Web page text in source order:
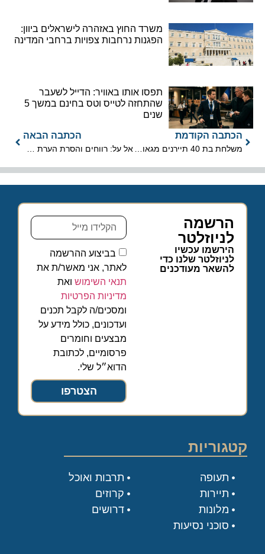
משרד החוץ באזהרה לישראלים ביוון:
הפגנות נרחבות צפויות ברחבי המדינה
תפסו אותו באוויר: הדייל לשעבר
שהתחזה לטייס וטס בחינם במשך 5
שנים
הכתבה הקודמת הכתבה הבאה
הרשמה
לניוזלטר
הירשמו עכשיו
לניוזלטר שלנו כדי
להשאר מעודכנים
בביצוע ההרשמה
לאתר, אני מאשר/ת את
תנאי השימוש ואת
מדיניות הפרטיות
ומסכים/ה לקבל תכנים
ועדכונים, כולל מידע על
מבצעים וחומרים
פרסומיים, לכתובת
הדוא״ל שלי.
הצטרפו
קטגוריות
תעופה
תיירות
מלונות
סוכני נסיעות
תרבות ואוכל
קרוזים
דרושים